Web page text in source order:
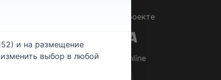
О проекте
© 2026Rabotniki.online
и на размещение
выбор в любой